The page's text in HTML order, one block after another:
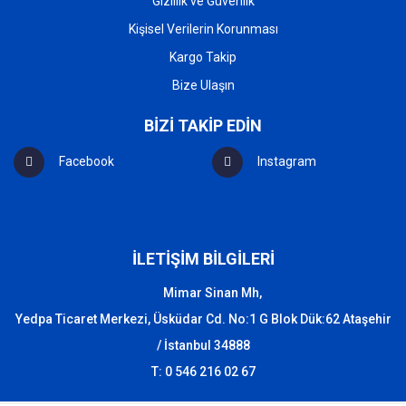
Kişisel Verilerin Korunması
Kargo Takip
Bize Ulaşın
BİZİ TAKİP EDİN
Facebook Instagram
İLETİŞİM BİLGİLERİ
Mimar Sinan Mh,
Yedpa Ticaret Merkezi, Üsküdar Cd. No:1 G Blok Dük:62 Ataşehir
/ İstanbul 34888
T: 0 546 216 02 67